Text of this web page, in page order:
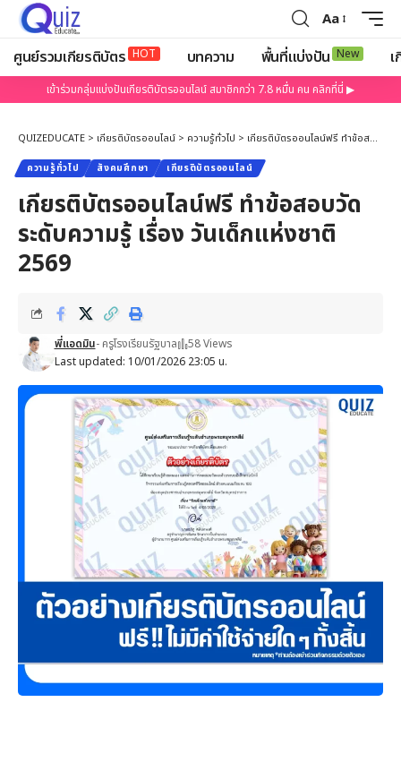
Aa
ศูนย์รวมเกียรติบัตร HOT บทความ พื้นที่แบ่งปัน New
เข้าร่วมกลุ่มแบ่งปันเกียรติบัตรออนไลน์ สมาชิกกว่า 7.8 หมื่น คน คลิกที่นี่ ▶
QUIZEDUCATE > เกียรติบัตรออนไลน์ > ความรู้ทั่วไป > เกียรติบัตรออนไลน์ฟรี ทำข้อสอบวัดระดับความรู้ เรื่อง วันเด็กแห่งชาติ 2569
ความรู้ทั่วไป สังคมศึกษา เกียรติบัตรออนไลน์
เกียรติบัตรออนไลน์ฟรี ทำข้อสอบวัด
ระดับความรู้ เรื่อง วันเด็กแห่งชาติ
2569
Last updated: 10/01/2026 23:05 น.
พี่แอดมิน- ครูโรงเรียนรัฐบาล 58 Views